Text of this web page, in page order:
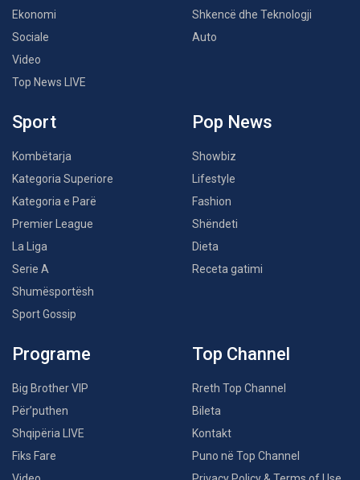
Ekonomi
Sociale
Video
Top News LIVE
Shkencë dhe Teknologji
Auto
Sport
Kombëtarja
Kategoria Superiore
Kategoria e Parë
Premier League
La Liga
Serie A
Shumësportësh
Sport Gossip
Pop News
Showbiz
Lifestyle
Fashion
Shëndeti
Dieta
Receta gatimi
Programe
Big Brother VIP
Për’puthen
Shqipëria LIVE
Fiks Fare
Top Channel
Rreth Top Channel
Bileta
Kontakt
Puno në Top Channel